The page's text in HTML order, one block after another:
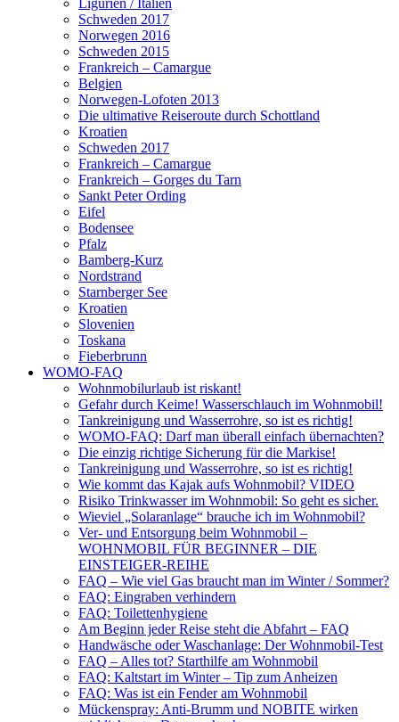
Schweden 2017
Norwegen 2016
Schweden 2015
Frankreich – Camargue
Belgien
Norwegen-Lofoten 2013
Die ultimative Reiseroute durch Schottland
Kroatien
Schweden 2017
Frankreich – Camargue
Frankreich – Gorges du Tarn
Sankt Peter Ording
Eifel
Bodensee
Pfalz
Bamberg-Kurz
Nordstrand
Starnberger See
Kroatien
Slovenien
Toskana
Fieberbrunn
WOMO-FAQ
Wohnmobilurlaub ist riskant!
Gefahr durch Keime! Wasserschlauch im Wohnmobil!
Tankreinigung und Wasserrohre, so ist es richtig!
WOMO-FAQ: Darf man überall einfach übernachten?
Die einzig richtige Sicherung für die Markise!
Tankreinigung und Wasserrohre, so ist es richtig!
Wie kommt das Kajak aufs Wohnmobil? VIDEO
Risiko Trinkwasser im Wohnmobil: So geht es sicher.
Wieviel „Solaranlage“ brauche ich im Wohnmobil?
Ver- und Entsorgung beim Wohnmobil –
WOHNMOBIL FÜR BEGINNER – DIE
EINSTEIGER-REIHE
FAQ – Wie viel Gas braucht man im Winter / Sommer?
FAQ: Eingraben verhindern
FAQ: Toilettenhygiene
Am Beginn jeder Reise steht die Abfahrt – FAQ
Handwäsche oder Waschanlage: Der Wohnmobil-Test
FAQ – Alles tot? Starthilfe am Wohnmobil
FAQ: Kaltstart im Winter – Tip zum Anheizen
FAQ: Was ist ein Fender am Wohnmobil
Mückenspray: Anti-Brumm und NOBITE wirken